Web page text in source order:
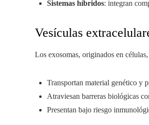
Sistemas híbridos: integran
Vesículas
Los exosomas, originados en
Transportan material genético y
Atraviesan barreras biológicas
Presentan bajo riesgo